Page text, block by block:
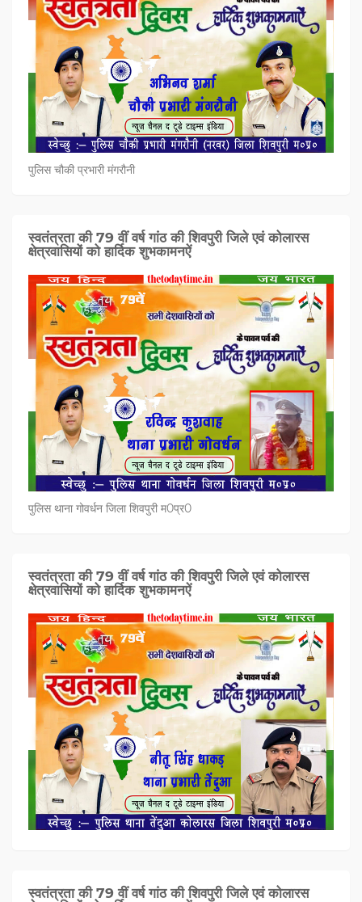
पुलिस चौकी प्रभारी मंगरौनी
स्वतंत्रता की 79 वीं वर्ष गांठ की शिवपुरी जिले एवं कोलारस
क्षेत्रवासियों को हार्दिक शुभकामनऐं
पुलिस थाना गोवर्धन जिला शिवपुरी म0प्र0
स्वतंत्रता की 79 वीं वर्ष गांठ की शिवपुरी जिले एवं कोलारस
क्षेत्रवासियों को हार्दिक शुभकामनऐं
स्वतंत्रता की 79 वीं वर्ष गांठ की शिवपुरी जिले एवं कोलारस